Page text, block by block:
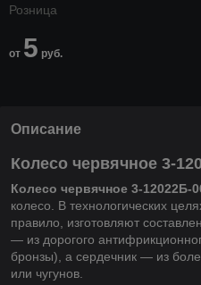
Розница
от 5 руб.
Описание
Колесо червячное 3-
Колесо червячное 3-12022Б-
колесо. В технологических
правило, изготовляют
— из дорогого
бронзы), а сердечник — из
или чугунов.